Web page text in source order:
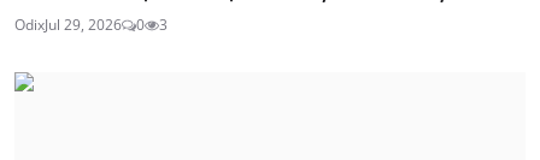
OdixJul 29, 2026 0 3